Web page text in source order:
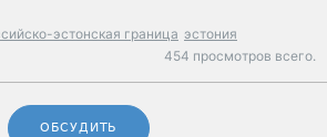
эстонская граница эстония
454 просмотров всего.
ОБСУДИТЬ